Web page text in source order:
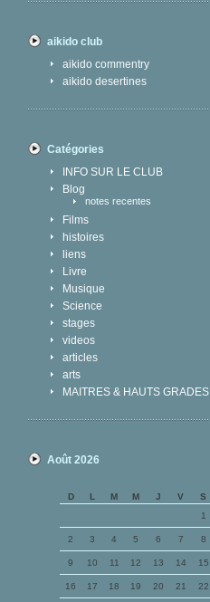
aikido club
aikido commentry
aikido desertines
Catégories
INFO SUR LE CLUB
Blog
notes recentes
Films
histoires
liens
Livre
Musique
Science
stages
videos
articles
arts
MAITRES & HAUTS GRADES
Août 2026
D L M M J V
S
1
2 3 4 5 6 7 8
9 10 11 12 13 14 15
16 17 18 19 20 21 22